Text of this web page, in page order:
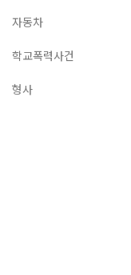
자동차
학교폭력사건
형사